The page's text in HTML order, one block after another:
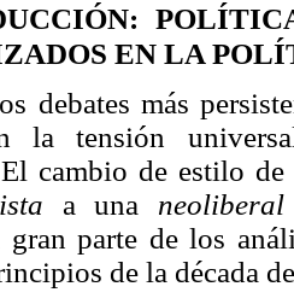
EN LA
debates más
la tensión
cambio de estilo
a una
gran parte de los
de la década